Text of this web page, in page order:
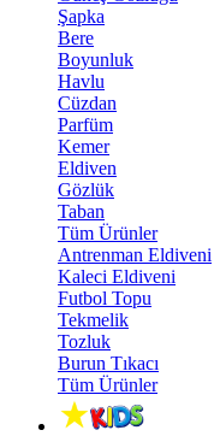
Şapka
Bere
Boyunluk
Havlu
Cüzdan
Parfüm
Kemer
Eldiven
Gözlük
Taban
Tüm Ürünler
Antrenman Eldiveni
Kaleci Eldiveni
Futbol Topu
Tekmelik
Tozluk
Burun Tıkacı
Tüm Ürünler